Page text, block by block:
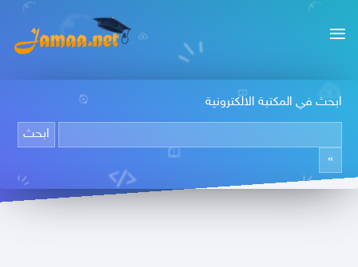
ابحث في المكتبة الالكترونية